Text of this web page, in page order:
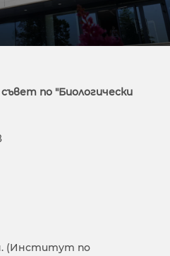
по "Биологически
(Институт по